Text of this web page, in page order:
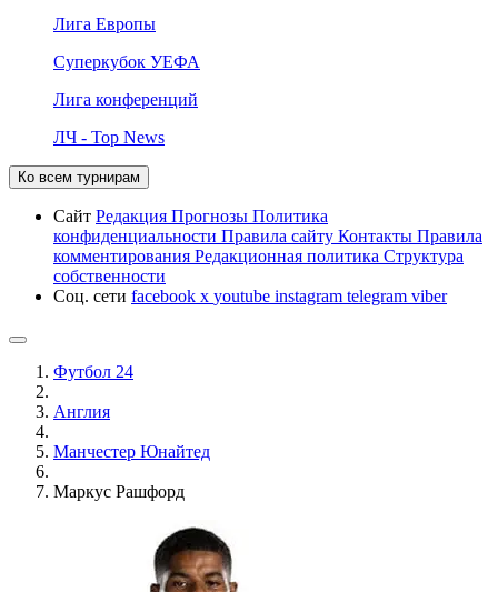
Лига Европы
Суперкубок УЕФА
Лига конференций
ЛЧ - Top News
Ко всем турнирам
Сайт Редакция Прогнозы Политика
конфиденциальности Правила сайту Контакты Правила
комментирования Редакционная политика Структура
собственности
Соц. сети facebook x youtube instagram telegram viber
Футбол 24
Англия
Манчестер Юнайтед
Маркус Рашфорд